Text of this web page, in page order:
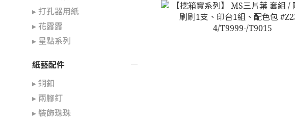
▸ 打孔器用紙
▸ 花露露
▸ 星點系列
紙藝配件
▸ 銅釦
▸ 兩腳釘
▸ 裝飾珠珠